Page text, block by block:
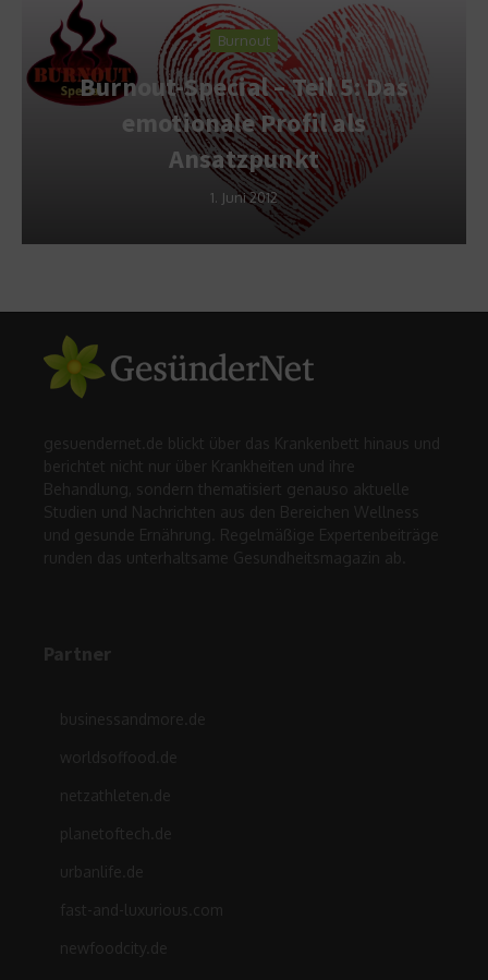
Burnout
Burnout-Special – Teil 5: Das
emotionale Profil als
Ansatzpunkt
1. Juni 2012
gesuendernet.de blickt über das Krankenbett hinaus und
berichtet nicht nur über Krankheiten und ihre
Behandlung, sondern thematisiert genauso aktuelle
Studien und Nachrichten aus den Bereichen Wellness
und gesunde Ernährung. Regelmäßige Expertenbeiträge
runden das unterhaltsame Gesundheitsmagazin ab.
Partner
businessandmore.de
worldsoffood.de
netzathleten.de
planetoftech.de
urbanlife.de
fast-and-luxurious.com
newfoodcity.de